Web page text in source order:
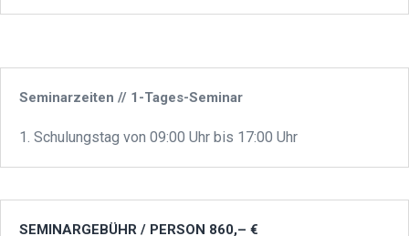
Seminarzeiten // 1-Tages-Seminar
1. Schulungstag von 09:00 Uhr bis 17:00 Uhr
SEMINARGEBÜHR / PERSON 860,– €